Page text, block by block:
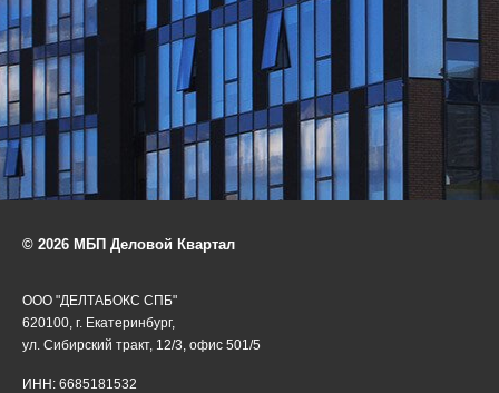
© 2026 МБП Деловой Квартал
ООО "ДЕЛТАБОКС СПБ"
620100, г. Екатеринбург,
ул. Сибирский тракт, 12/3, офис 501/5
ИНН: 6685181532